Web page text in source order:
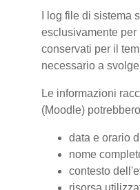
I log file di sistema
esclusivamente
conservati per il
necessario a
Le informazioni
(Moodle)
data e orario
nome
contesto
risorsa